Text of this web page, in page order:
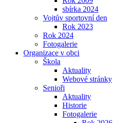
sbírka 2024
Vojtův sportovní den
Rok 2023
Rok 2024
Fotogalerie
Organizace v obci
Škola
Aktuality
Webové stránky
Senioři
Aktuality
Historie
Fotogalerie